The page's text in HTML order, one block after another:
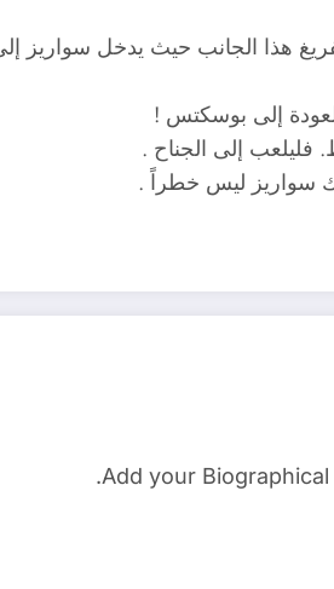
هذا الجانب حيث يدخل
إلى بوسكتس !
فليلعب إلى الجناح .
سواريز ليس خطراً .
Add your